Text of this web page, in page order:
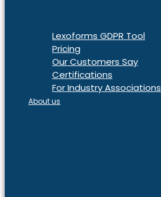
Lexoforms GDPR Tool
Pricing
Our Customers Say
Certifications
For Industry Associations
About us